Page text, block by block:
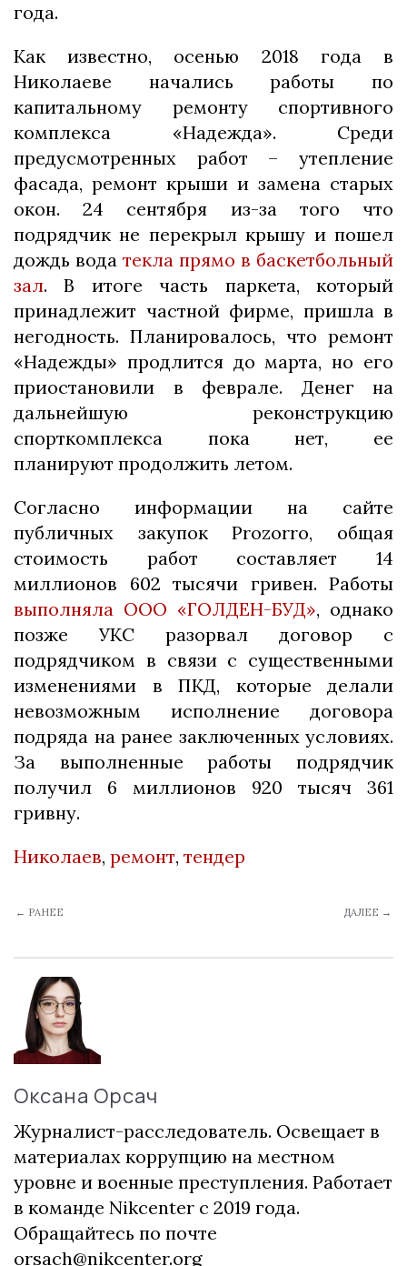
года.
Как известно, осенью 2018 года в
Николаеве начались работы по
капитальному ремонту спортивного
комплекса «Надежда». Среди
предусмотренных работ – утепление
фасада, ремонт крыши и замена старых
окон. 24 сентября из-за того что
подрядчик не перекрыл крышу и пошел
дождь вода текла прямо в баскетбольный
зал. В итоге часть паркета, который
принадлежит частной фирме, пришла в
негодность. Планировалось, что ремонт
«Надежды» продлится до марта, но его
приостановили в феврале. Денег на
дальнейшую реконструкцию
спорткомплекса пока нет, ее
планируют продолжить летом.
Согласно информации на сайте
публичных закупок Prozorro, общая
стоимость работ составляет 14
миллионов 602 тысячи гривен. Работы
выполняла ООО «ГОЛДЕН-БУД», однако
позже УКС разорвал договор с
подрядчиком в связи с существенными
изменениями в ПКД, которые делали
невозможным исполнение договора
подряда на ранее заключенных условиях.
За выполненные работы подрядчик
получил 6 миллионов 920 тысяч 361
гривну.
Николаев, ремонт, тендер
← РАНЕЕ ДАЛЕЕ →
Оксана Орсач
Журналист-расследователь. Освещает в
материалах коррупцию на местном
уровне и военные преступления. Работает
в команде Nikcenter с 2019 года.
Обращайтесь по почте
orsach@nikcenter.org